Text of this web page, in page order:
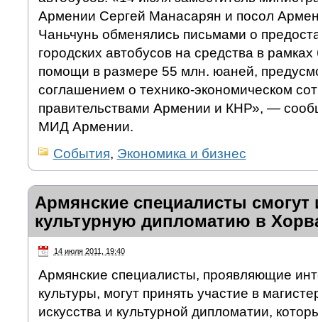
Армении Сергей Манасарян и посол
Чаньчунь обменялись письмами о
городских автобусов на средства в
помощи в размере 55 млн. юаней,
соглашением о технико-экономическом
правительствами Армении и КНР», —
МИД Армении.
События, Экономика и бизнес
Армянские специалисты смогут
культурную дипломатию в
14 июля 2011, 19:40
Армянские специалисты, проявляющие
культуры, могут принять участие в
искусства и культурной дипломатии,